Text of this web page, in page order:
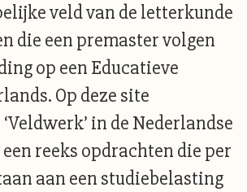
veld van de letterkunde
die een premaster volgen
op een Educatieve
Op deze site
in de Nederlandse
reeks opdrachten die per
aan een studiebelasting